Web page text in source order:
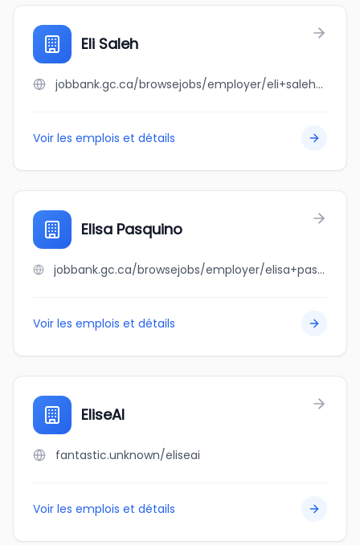
Eli Saleh
jobbank.gc.ca/browsejobs/employer/eli+saleh/ca
Voir les emplois et détails
Elisa Pasquino
jobbank.gc.ca/browsejobs/employer/elisa+pasquino/ca
Voir les emplois et détails
EliseAI
fantastic.unknown/eliseai
Voir les emplois et détails